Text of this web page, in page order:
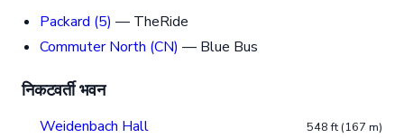
Packard (5) — TheRide
Commuter North (CN) — Blue Bus
निकटवर्ती भवन
Weidenbach Hall 548 ft (167 m)